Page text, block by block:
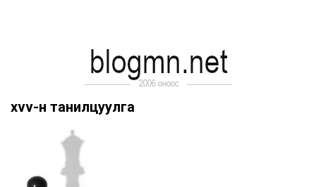
xvv-н танилцуулга